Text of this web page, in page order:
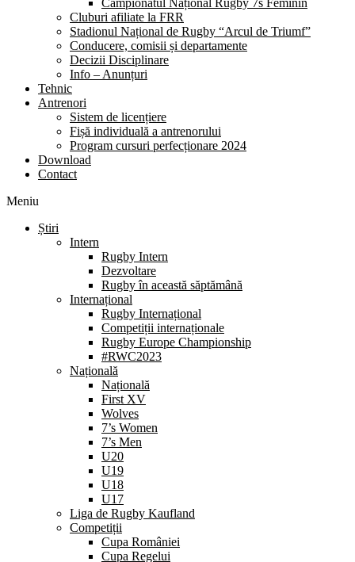
Campionatul Național Rugby 7s Feminin
Cluburi afiliate la FRR
Stadionul Național de Rugby “Arcul de Triumf”
Conducere, comisii și departamente
Decizii Disciplinare
Info – Anunțuri
Tehnic
Antrenori
Sistem de licențiere
Fișă individuală a antrenorului
Program cursuri perfecționare 2024
Download
Contact
Meniu
Știri
Intern
Rugby Intern
Dezvoltare
Rugby în această săptămână
Internațional
Rugby Internațional
Competiții internaționale
Rugby Europe Championship
#RWC2023
Națională
Națională
First XV
Wolves
7’s Women
7’s Men
U20
U19
U18
U17
Liga de Rugby Kaufland
Competiții
Cupa României
Cupa Regelui